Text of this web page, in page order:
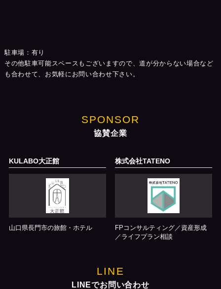
駐車場：有り
その他駐車可能スペースもございますので、道が分からない場合など
も合わせて、お気軽にお問い合わせ下さい。
SPONSOR
協賛企業
KULABO大正館
山口県長門市の旅館・ホテル
株式会社TATENO
FPコンサルティング／資産形成
／ライフプラン相談
LINE
LINEでお問い合わせ